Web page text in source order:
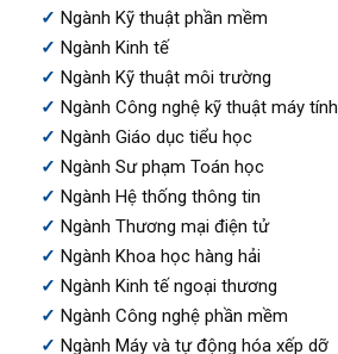
Ngành Kỹ thuật phần mềm
Ngành Kinh tế
Ngành Kỹ thuật môi trường
Ngành Công nghệ kỹ thuật máy tính
Ngành Giáo dục tiểu học
Ngành Sư phạm Toán học
Ngành Hệ thống thông tin
Ngành Thương mại điện tử
Ngành Khoa học hàng hải
Ngành Kinh tế ngoại thương
Ngành Công nghệ phần mềm
Ngành Máy và tự động hóa xếp dỡ